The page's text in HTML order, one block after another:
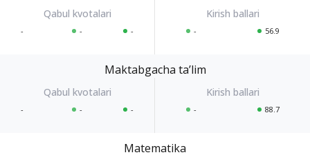
- - - - 56.9
Maktabgacha taʼlim
- - - - 88.7
Matematika